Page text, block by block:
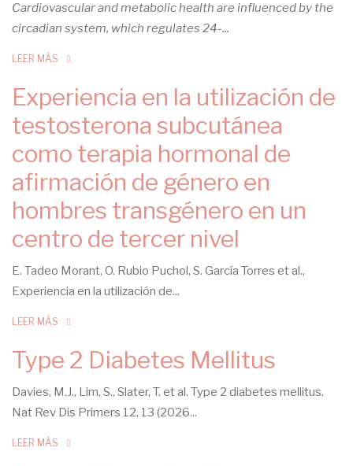
Cardiovascular and metabolic health are influenced by the
circadian system, which regulates 24-...
LEER MÁS
Experiencia en la utilización de
testosterona subcutánea
como terapia hormonal de
afirmación de género en
hombres transgénero en un
centro de tercer nivel
E. Tadeo Morant, O. Rubio Puchol, S. García Torres et al.,
Experiencia en la utilización de...
LEER MÁS
Type 2 Diabetes Mellitus
Davies, M.J., Lim, S., Slater, T. et al. Type 2 diabetes mellitus.
Nat Rev Dis Primers 12, 13 (2026...
LEER MÁS